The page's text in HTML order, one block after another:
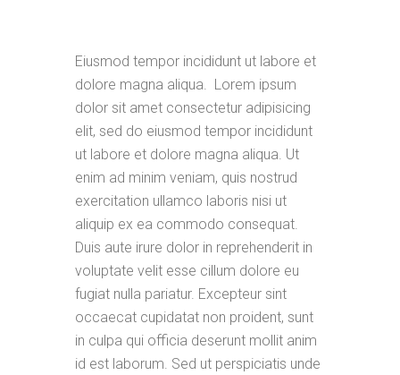
Eiusmod tempor incididunt ut labore et
dolore magna aliqua. Lorem ipsum
dolor sit amet consectetur adipisicing
elit, sed do eiusmod tempor incididunt
ut labore et dolore magna aliqua. Ut
enim ad minim veniam, quis nostrud
exercitation ullamco laboris nisi ut
aliquip ex ea commodo consequat.
Duis aute irure dolor in reprehenderit in
voluptate velit esse cillum dolore eu
fugiat nulla pariatur. Excepteur sint
occaecat cupidatat non proident, sunt
in culpa qui officia deserunt mollit anim
id est laborum. Sed ut perspiciatis unde